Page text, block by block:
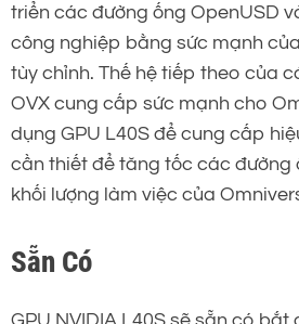
triển các đường ống OpenUSD
công nghiệp bằng sức mạnh
tùy chỉnh. Thế hệ tiếp theo của
OVX cung cấp sức mạnh cho
dụng GPU L40S để cung cấp
cần thiết để tăng tốc các đường
khối lượng làm việc của
Sẵn Có